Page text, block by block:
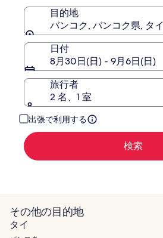
コ
ク
シ
ン
ホ
ル
バ
ン
コ
ク
目的地
バンコク, バンコク県, タイ
日付
8月30日(日) - 9月6日(日)
旅行者
2 名、1 室
出張で利用する
検索
その他の目的地
タイ